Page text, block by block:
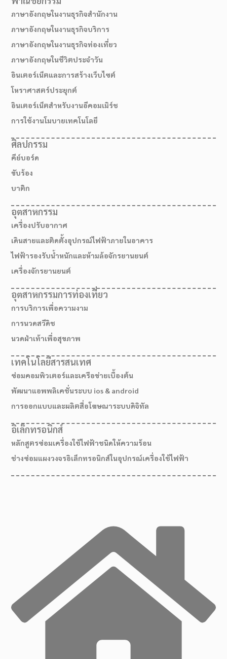
ภาษาอังกฤษในงานธุรกิจสำนักงาน
ภาษาอังกฤษในงานธุรกิจบริการ
ภาษาอังกฤษในงานธุรกิจท่องเที่ยว
ภาษาอังกฤษในชีวิตประจำวัน
อินเตอร์เน็ตและการสร้างเว็บไซต์
โหราศาสตร์ประยุกต์
อินเตอร์เน็ตสำหรับงานอีคอมเมิร์ช
การใช้งานโมบายเทคโนโลยี
ศิลปกรรม
คีย์บอร์ด
ขับร้อง
บาติก
อุตสาหกรรม
เครื่องปรับอากาศ
เดินสายและติดตั้งอุปกรณ์ไฟฟ้าภายในอาคาร
ไฟฟ้ารองรับน้ำหนักและห้ามล้อจักรยานยนต์
เครื่องจักรยานยนต์
อุตสาหกรรมการท่องเที่ยว
การบริการเพื่อความงาม
การนวดสวีดิช
นวดฝ่าเท้าเพื่อสุขภาพ
เทคโนโลยีสารสนเทศ
ซ่อมคอมพิวเตอร์และเครือข่ายเบื้องต้น
พัฒนาแอพพลิเคชั่นระบบ ios & android
การออกแบบและผลิตสื่อโฆษณาระบบดิจิทัล
อิเล็กทรอนิกส์
หลักสูตรซ่อมเครื่องใช้ไฟฟ้าชนิดให้ความร้อน
ช่างซ่อมแผงวงจรอิเล็กทรอนิกส์ในอุปกรณ์เครื่องใช้ไฟฟ้า